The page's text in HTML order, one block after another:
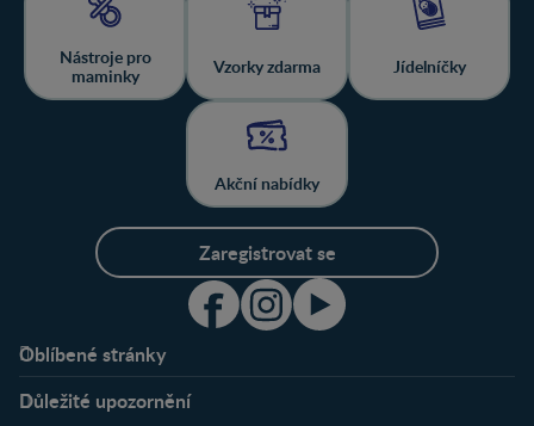
Nástroje pro
maminky
Vzorky zdarma Jídelníčky
Akční nabídky
Zaregistrovat se
Oblíbené stránky
O nás
Důležité upozornění